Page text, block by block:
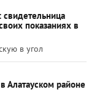
свидетельница
показаниях в
в угол
Алатауском районе